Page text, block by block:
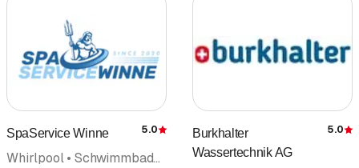
SpaService Winne Bewertung
5.0
Whirlpool • Schwimmbadbau Schwimmbadzubehör • Jacuzzi • Spa • Wasseraufbereitung
Burkhalter
Wassertechnik AG
5.0